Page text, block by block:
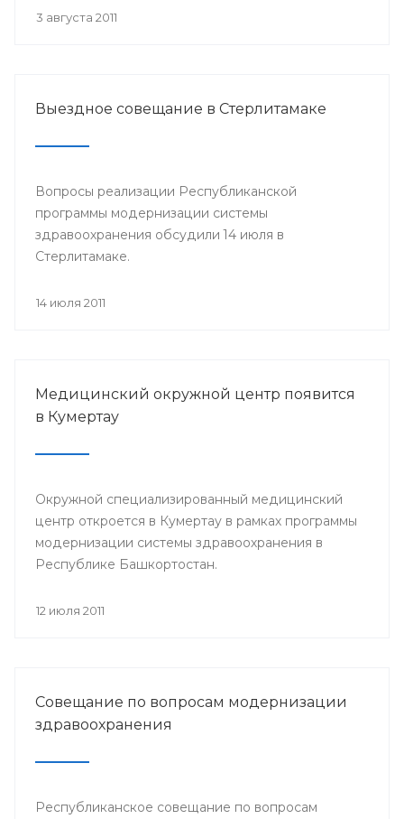
3 августа 2011
Выездное совещание в Стерлитамаке
Вопросы реализации Республиканской
программы модернизации системы
здравоохранения обсудили 14 июля в
Стерлитамаке.
14 июля 2011
Медицинский окружной центр появится
в Кумертау
Окружной специализированный медицинский
центр откроется в Кумертау в рамках программы
модернизации системы здравоохранения в
Республике Башкортостан.
12 июля 2011
Совещание по вопросам модернизации
здравоохранения
Республиканское совещание по вопросам